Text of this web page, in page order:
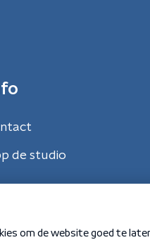
de studio